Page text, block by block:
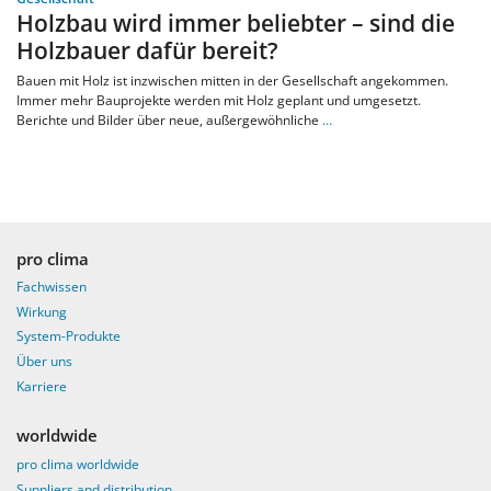
Holzbau wird immer beliebter – sind die
Holzbauer dafür bereit?
Bauen mit Holz ist inzwischen mitten in der Gesellschaft angekommen.
Immer mehr Bauprojekte werden mit Holz geplant und umgesetzt.
Berichte und Bilder über neue, außergewöhnliche …
pro clima
Fachwissen
Wirkung
System-Produkte
Über uns
Karriere
worldwide
pro clima worldwide